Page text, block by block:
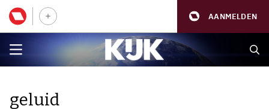
AANMELDEN
geluid